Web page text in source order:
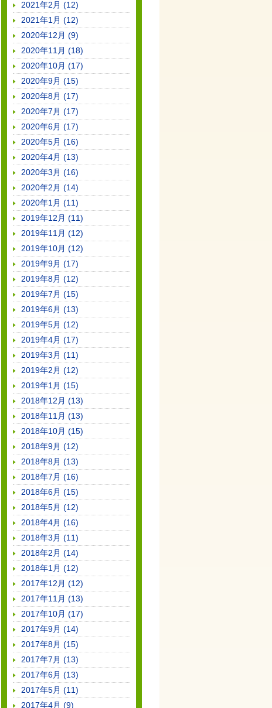
2021年2月 (12)
2021年1月 (12)
2020年12月 (9)
2020年11月 (18)
2020年10月 (17)
2020年9月 (15)
2020年8月 (17)
2020年7月 (17)
2020年6月 (17)
2020年5月 (16)
2020年4月 (13)
2020年3月 (16)
2020年2月 (14)
2020年1月 (11)
2019年12月 (11)
2019年11月 (12)
2019年10月 (12)
2019年9月 (17)
2019年8月 (12)
2019年7月 (15)
2019年6月 (13)
2019年5月 (12)
2019年4月 (17)
2019年3月 (11)
2019年2月 (12)
2019年1月 (15)
2018年12月 (13)
2018年11月 (13)
2018年10月 (15)
2018年9月 (12)
2018年8月 (13)
2018年7月 (16)
2018年6月 (15)
2018年5月 (12)
2018年4月 (16)
2018年3月 (11)
2018年2月 (14)
2018年1月 (12)
2017年12月 (12)
2017年11月 (13)
2017年10月 (17)
2017年9月 (14)
2017年8月 (15)
2017年7月 (13)
2017年6月 (13)
2017年5月 (11)
2017年4月 (9)